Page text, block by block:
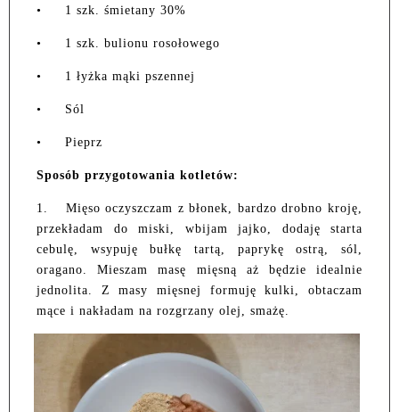
• 1 szk. śmietany 30%
• 1 szk. bulionu rosołowego
• 1 łyżka mąki pszennej
• Sól
• Pieprz
Sposób przygotowania kotletów:
1.
Mięso oczyszczam z błonek, bardzo drobno kroję,
przekładam do miski, wbijam jajko, dodaję starta
cebulę, wsypuję bułkę tartą, paprykę ostrą, sól,
oragano. Mieszam masę mięsną aż będzie idealnie
jednolita. Z masy mięsnej formuję kulki, obtaczam
mące i nakładam na rozgrzany olej, smażę.